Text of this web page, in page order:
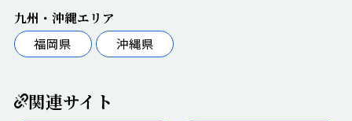
九州・沖縄エリア
福岡県
沖縄県
関連サイト